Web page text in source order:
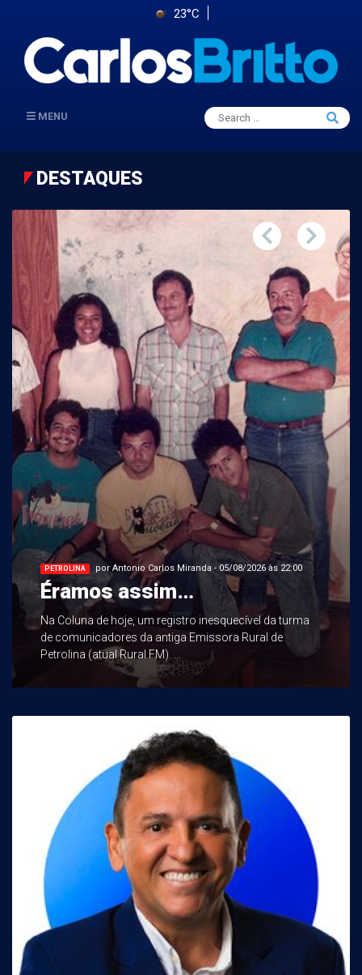
23°C
MENU
Search
for:
Search
DESTAQUES
PETROLINA por Antonio Carlos Miranda - 05/08/2026 às 22:00
Éramos assim…
Na Coluna de hoje, um registro inesquecível da turma
de comunicadores da antiga Emissora Rural de
Petrolina (atual Rural FM). ...